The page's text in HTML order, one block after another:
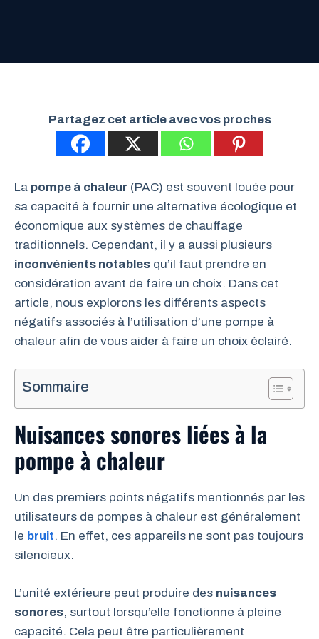
Partagez cet article avec vos proches
La pompe à chaleur (PAC) est souvent louée pour
sa capacité à fournir une alternative écologique et
économique aux systèmes de chauffage
traditionnels. Cependant, il y a aussi plusieurs
inconvénients notables qu’il faut prendre en
considération avant de faire un choix. Dans cet
article, nous explorons les différents aspects
négatifs associés à l’utilisation d’une pompe à
chaleur afin de vous aider à faire un choix éclairé.
Sommaire
Nuisances sonores liées à la
pompe à chaleur
Un des premiers points négatifs mentionnés par les
utilisateurs de pompes à chaleur est généralement
le bruit. En effet, ces appareils ne sont pas toujours
silencieux.
L’unité extérieure peut produire des nuisances
sonores, surtout lorsqu’elle fonctionne à pleine
capacité. Cela peut être particulièrement